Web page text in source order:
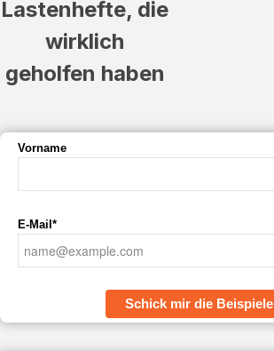
Lastenhefte, die
wirklich
geholfen haben
Vorname
E-Mail*
Schick mir die Beispiele